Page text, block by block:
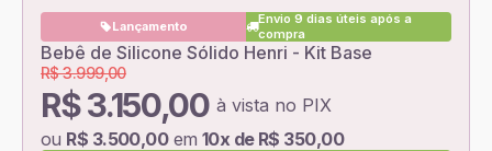
Lançamento
Envio 9 dias úteis após a
compra
Bebê de Silicone Sólido Henri - Kit Base
R$ 3.150,00 à vista no PIX
R$ 3.999,00
ou R$ 3.500,00em 10x de R$ 350,00